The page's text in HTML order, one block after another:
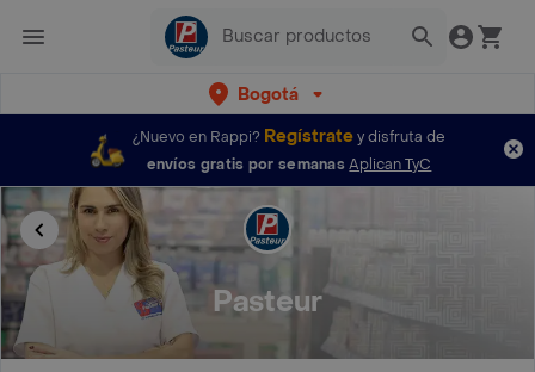
Bogotá
¿Nuevo en Rappi? Regístratey disfruta de
envíos gratis por semanas Aplican TyC
Pasteur